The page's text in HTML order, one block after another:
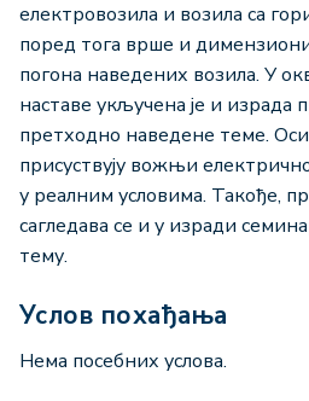
електровозила и возила са
поред тога врше и
погона наведених возила. У
наставе укључена је и израда
претходно наведене теме.
присуствују вожњи
у реалним условима. Такође,
сагледава се и у изради
тему.
Услов похађања
Нема посебних услова.